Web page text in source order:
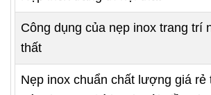
Công dụng của nẹp inox trang trí
thất
Nẹp inox chuẩn chất lượng giá rẻ